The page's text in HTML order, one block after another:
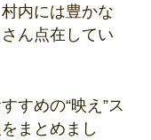
内には豊かな
ん点在してい
すめの“映え”ス
まとめまし